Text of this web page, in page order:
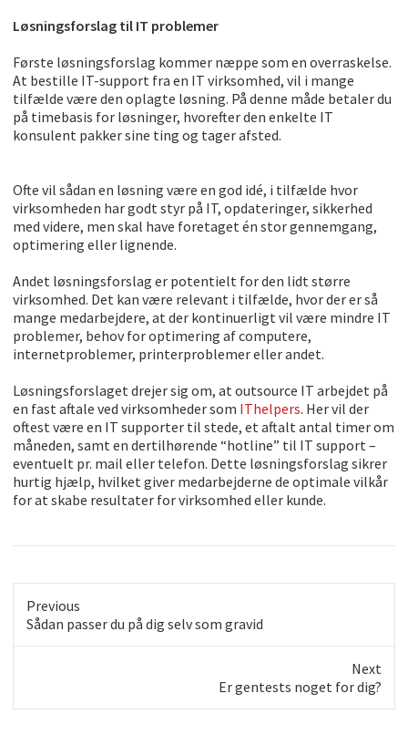
Løsningsforslag til IT problemer
Første løsningsforslag kommer næppe som en overraskelse.
At bestille IT-support fra en IT virksomhed, vil i mange
tilfælde være den oplagte løsning. På denne måde betaler du
på timebasis for løsninger, hvorefter den enkelte IT
konsulent pakker sine ting og tager afsted.
Ofte vil sådan en løsning være en god idé, i tilfælde hvor
virksomheden har godt styr på IT, opdateringer, sikkerhed
med videre, men skal have foretaget én stor gennemgang,
optimering eller lignende.
Andet løsningsforslag er potentielt for den lidt større
virksomhed. Det kan være relevant i tilfælde, hvor der er så
mange medarbejdere, at der kontinuerligt vil være mindre IT
problemer, behov for optimering af computere,
internetproblemer, printerproblemer eller andet.
Løsningsforslaget drejer sig om, at outsource IT arbejdet på
en fast aftale ved virksomheder som IThelpers. Her vil der
oftest være en IT supporter til stede, et aftalt antal timer om
måneden, samt en dertilhørende “hotline” til IT support –
eventuelt pr. mail eller telefon. Dette løsningsforslag sikrer
hurtig hjælp, hvilket giver medarbejderne de optimale vilkår
for at skabe resultater for virksomhed eller kunde.
Previous
Previous
post:
Sådan passer du på dig selv som gravid
Next
post:
Er gentests noget for dig?